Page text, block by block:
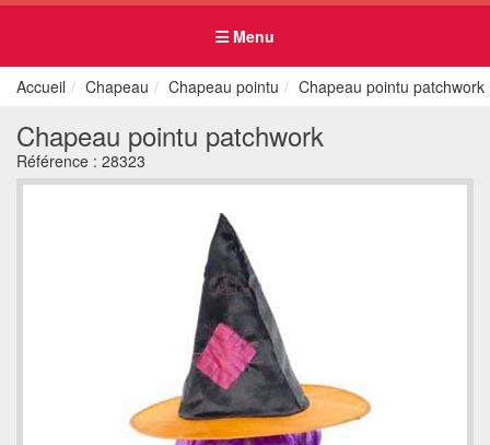
Menu
Accueil Chapeau Chapeau pointu Chapeau pointu patchwork
Chapeau pointu patchwork
Référence : 28323